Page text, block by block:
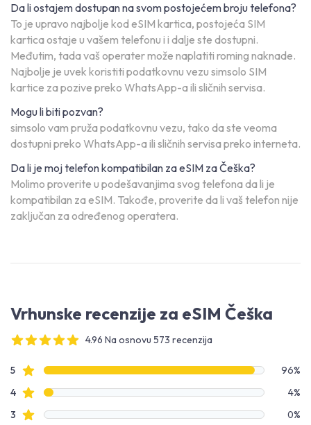
Da li ostajem dostupan na svom postojećem broju telefona?
To je upravo najbolje kod eSIM kartica, postojeća SIM
kartica ostaje u vašem telefonu i i dalje ste dostupni.
Međutim, tada vaš operater može naplatiti roming naknade.
Najbolje je uvek koristiti podatkovnu vezu simsolo SIM
kartice za pozive preko WhatsApp-a ili sličnih servisa.
Mogu li biti pozvan?
simsolo vam pruža podatkovnu vezu, tako da ste veoma
dostupni preko WhatsApp-a ili sličnih servisa preko interneta.
Da li je moj telefon kompatibilan za eSIM za Češka?
Molimo proverite u podešavanjima svog telefona da li je
kompatibilan za eSIM. Takođe, proverite da li vaš telefon nije
zaključan za određenog operatera.
Vrhunske recenzije za eSIM Češka
4.96 Na osnovu 573 recenzija
Podaci o recenzijama
5Zvezdice recenzija
96%
4Zvezdice recenzija
4%
3 Zvezdice recenzija
0%